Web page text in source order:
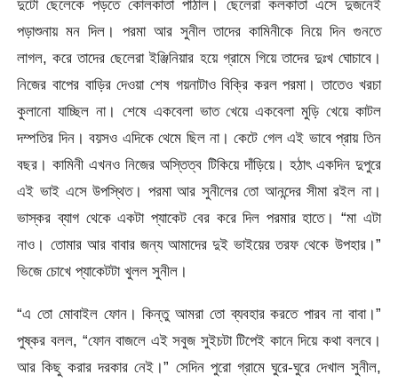
দুটো ছেলেকে পড়তে কোলকাতা পাঠাল। ছেলেরা কলকাতা এসে দুজনেই
পড়াশুনায় মন দিল। পরমা আর সুনীল তাদের কামিনীকে নিয়ে দিন গুনতে
লাগল, করে তাদের ছেলেরা ইঞ্জিনিয়ার হয়ে গ্রামে গিয়ে তাদের দুঃখ ঘোচাবে।
নিজের বাপের বাড়ির দেওয়া শেষ গয়নাটাও বিক্রি করল পরমা। তাতেও খরচা
কুলানো যাচ্ছিল না। শেষে একবেলা ভাত খেয়ে একবেলা মুড়ি খেয়ে কাটল
দম্পতির দিন। বয়সও এদিকে থেমে ছিল না। কেটে গেল এই ভাবে প্রায় তিন
বছর। কামিনী এখনও নিজের অস্তিত্ব টিকিয়ে দাঁড়িয়ে। হঠাৎ একদিন দুপুরে
এই ভাই এসে উপস্থিত। পরমা আর সুনীলের তো আনন্দের সীমা রইল না।
ভাস্কর ব্যাগ থেকে একটা প্যাকেট বের করে দিল পরমার হাতে। “মা এটা
নাও। তোমার আর বাবার জন্য আমাদের দুই ভাইয়ের তরফ থেকে উপহার।”
ভিজে চোখে প্যাকেটটা খুলল সুনীল।
“এ তো মোবাইল ফোন। কিন্তু আমরা তো ব্যবহার করতে পারব না বাবা।”
পুষ্কর বলল, “ফোন বাজলে এই সবুজ সুইচটা টিপেই কানে দিয়ে কথা বলবে।
আর কিছু করার দরকার নেই।” সেদিন পুরো গ্রামে ঘুরে-ঘুরে দেখাল সুনীল,